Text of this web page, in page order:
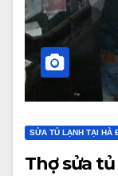
SỬA TỦ LẠNH TẠI HÀ
Thợ sửa